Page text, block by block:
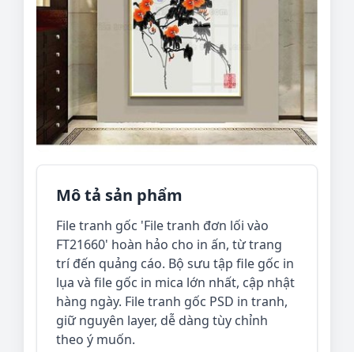
Mô tả sản phẩm
File tranh gốc 'File tranh đơn lối vào
FT21660' hoàn hảo cho in ấn, từ trang
trí đến quảng cáo. Bộ sưu tập file gốc in
lụa và file gốc in mica lớn nhất, cập nhật
hàng ngày. File tranh gốc PSD in tranh,
giữ nguyên layer, dễ dàng tùy chỉnh
theo ý muốn.